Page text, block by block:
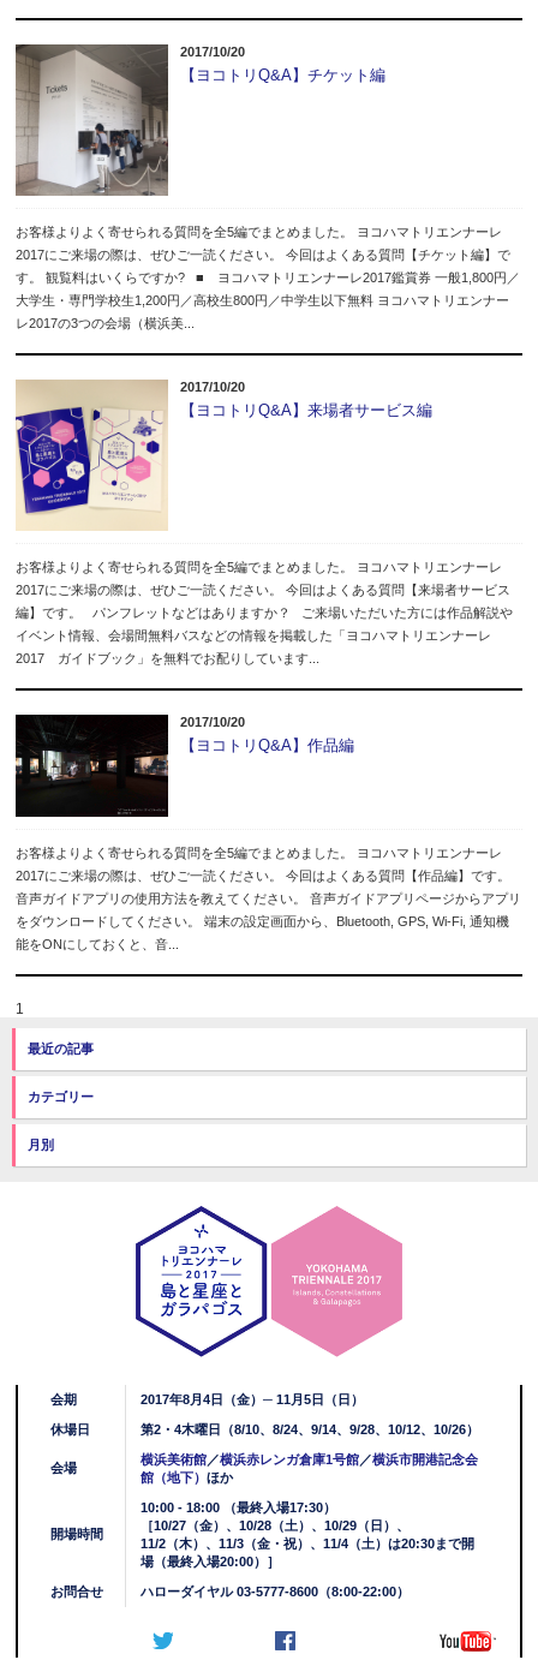
2017/10/20
【ヨコトリQ&A】チケット編
お客様よりよく寄せられる質問を全5編でまとめました。 ヨコハマトリエンナーレ
2017にご来場の際は、ぜひご一読ください。 今回はよくある質問【チケット編】で
す。 観覧料はいくらですか? ■ ヨコハマトリエンナーレ2017鑑賞券 一般1,800円／
大学生・専門学校生1,200円／高校生800円／中学生以下無料 ヨコハマトリエンナー
レ2017の3つの会場（横浜美...
2017/10/20
【ヨコトリQ&A】来場者サービス編
お客様よりよく寄せられる質問を全5編でまとめました。 ヨコハマトリエンナーレ
2017にご来場の際は、ぜひご一読ください。 今回はよくある質問【来場者サービス
編】です。 パンフレットなどはありますか？ ご来場いただいた方には作品解説や
イベント情報、会場間無料バスなどの情報を掲載した「ヨコハマトリエンナーレ
2017 ガイドブック」を無料でお配りしています...
2017/10/20
【ヨコトリQ&A】作品編
お客様よりよく寄せられる質問を全5編でまとめました。 ヨコハマトリエンナーレ
2017にご来場の際は、ぜひご一読ください。 今回はよくある質問【作品編】です。
音声ガイドアプリの使用方法を教えてください。 音声ガイドアプリページからアプリ
をダウンロードしてください。 端末の設定画面から、Bluetooth, GPS, Wi-Fi, 通知機
能をONにしておくと、音...
1
最近の記事
カテゴリー
月別
会期 2017年8月4日（金）─ 11月5日（日）
休場日 第2・4木曜日（8/10、8/24、9/14、9/28、10/12、10/26）
会場
横浜美術館／横浜赤レンガ倉庫1号館／横浜市開港記念会
館（地下）ほか
開場時間
10:00 - 18:00 （最終入場17:30）
［10/27（金）、10/28（土）、10/29（日）、
11/2（木）、11/3（金・祝）、11/4（土）は20:30まで開
場（最終入場20:00）］
お問合せ ハローダイヤル 03-5777-8600（8:00-22:00）